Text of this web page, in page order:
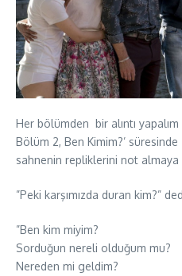
Her bölümden bir alıntı
Bölüm 2, Ben Kimim?’
sahnenin repliklerini not almaya
”Peki karşımızda duran kim?”
”Ben kim miyim?
Sorduğun nereli olduğum mu?
Nereden mi geldim?